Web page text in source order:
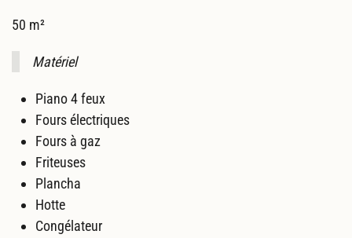
50 m²
Matériel
Piano 4 feux
Fours électriques
Fours à gaz
Friteuses
Plancha
Hotte
Congélateur